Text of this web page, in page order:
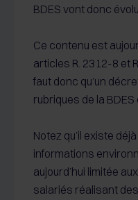
BDES vont donc
Ce contenu est
articles R. 2312-8 et
faut donc qu’un
rubriques de la BDES
Notez qu’il existe
informations
aujourd’hui limitée
salariés réalisant